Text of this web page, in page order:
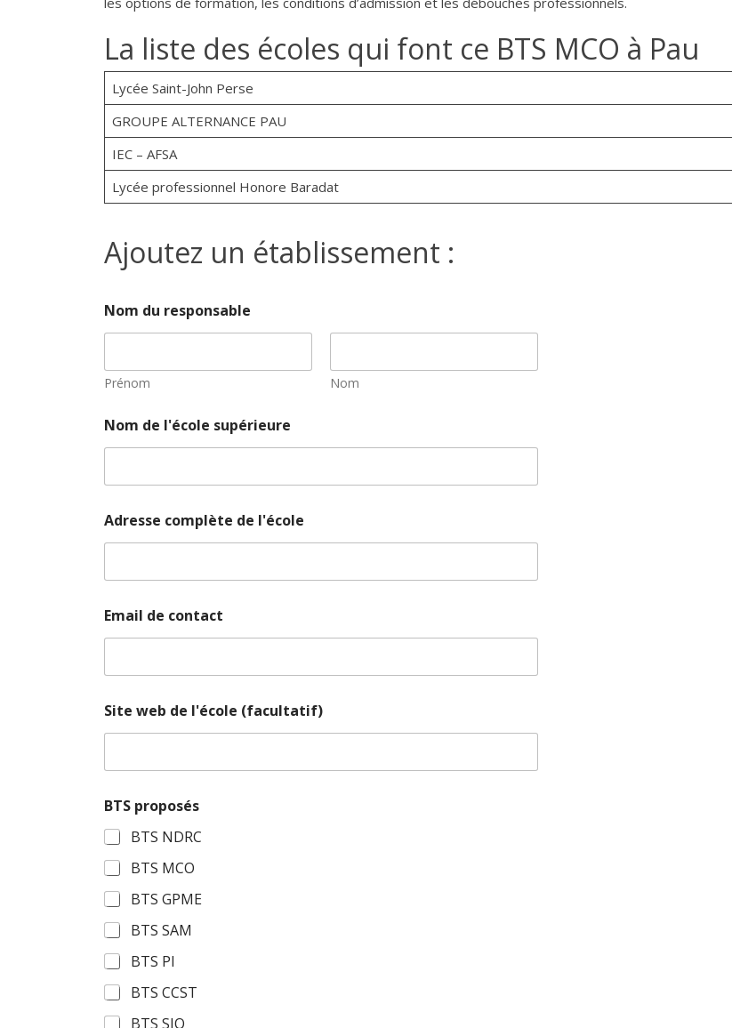
La liste des écoles qui font ce BTS MCO à Pau
Lycée Saint-John Perse
GROUPE ALTERNANCE PAU
IEC – AFSA
Lycée professionnel Honore Baradat
Ajoutez un établissement :
Nom du responsable
Prénom Nom
Nom de l'école supérieure
Adresse complète de l'école
Email de contact
T
S
e
o
m
Site web de l'école (facultatif)
BTS proposés
BTS NDRC
BTS MCO
BTS GPME
BTS SAM
BTS PI
BTS CCST
BTS SIO